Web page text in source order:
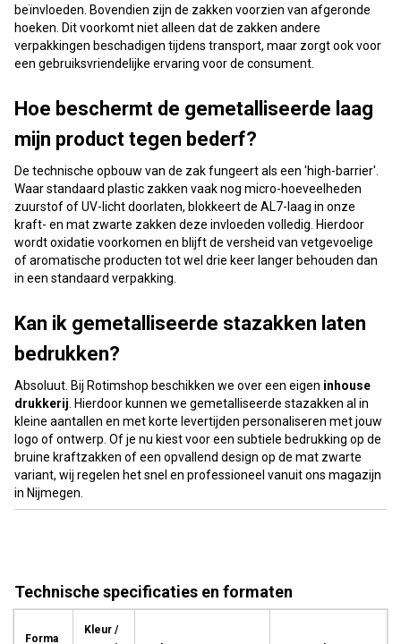
beïnvloeden. Bovendien zijn de zakken voorzien van afgeronde
hoeken. Dit voorkomt niet alleen dat de zakken andere
verpakkingen beschadigen tijdens transport, maar zorgt ook voor
een gebruiksvriendelijke ervaring voor de consument.
Hoe beschermt de gemetalliseerde laag
mijn product tegen bederf?
De technische opbouw van de zak fungeert als een 'high-barrier'.
Waar standaard plastic zakken vaak nog micro-hoeveelheden
zuurstof of UV-licht doorlaten, blokkeert de AL7-laag in onze
kraft- en mat zwarte zakken deze invloeden volledig. Hierdoor
wordt oxidatie voorkomen en blijft de versheid van vetgevoelige
of aromatische producten tot wel drie keer langer behouden dan
in een standaard verpakking.
Kan ik gemetalliseerde stazakken laten
bedrukken?
Absoluut. Bij Rotimshop beschikken we over een eigen inhouse
drukkerij . Hierdoor kunnen we gemetalliseerde stazakken al in
kleine aantallen en met korte levertijden personaliseren met jouw
logo of ontwerp. Of je nu kiest voor een subtiele bedrukking op de
bruine kraftzakken of een opvallend design op de mat zwarte
variant, wij regelen het snel en professioneel vanuit ons magazijn
in Nijmegen.
Technische specificaties en formaten
Forma
Kleur /